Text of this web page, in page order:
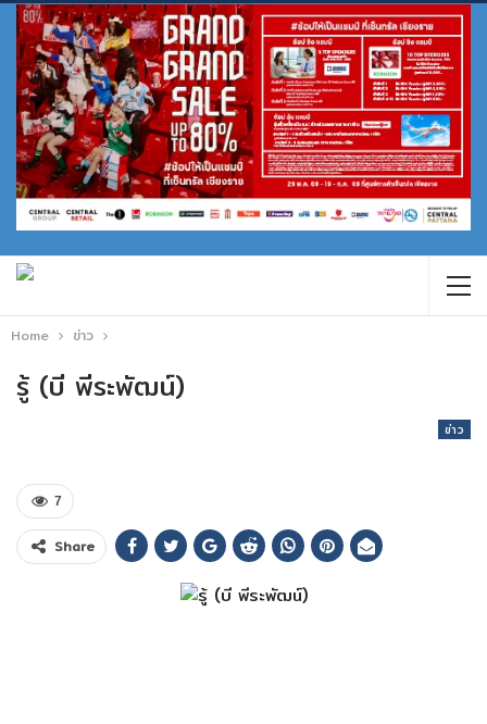
Home ข่าว
รู้ (บี พีระพัฒน์)
ข่าว
7
Share